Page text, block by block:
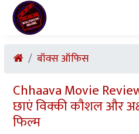
बॉक्स ऑफिस
Chhaava Movie
छाएं विक्की कौशल और
फिल्म